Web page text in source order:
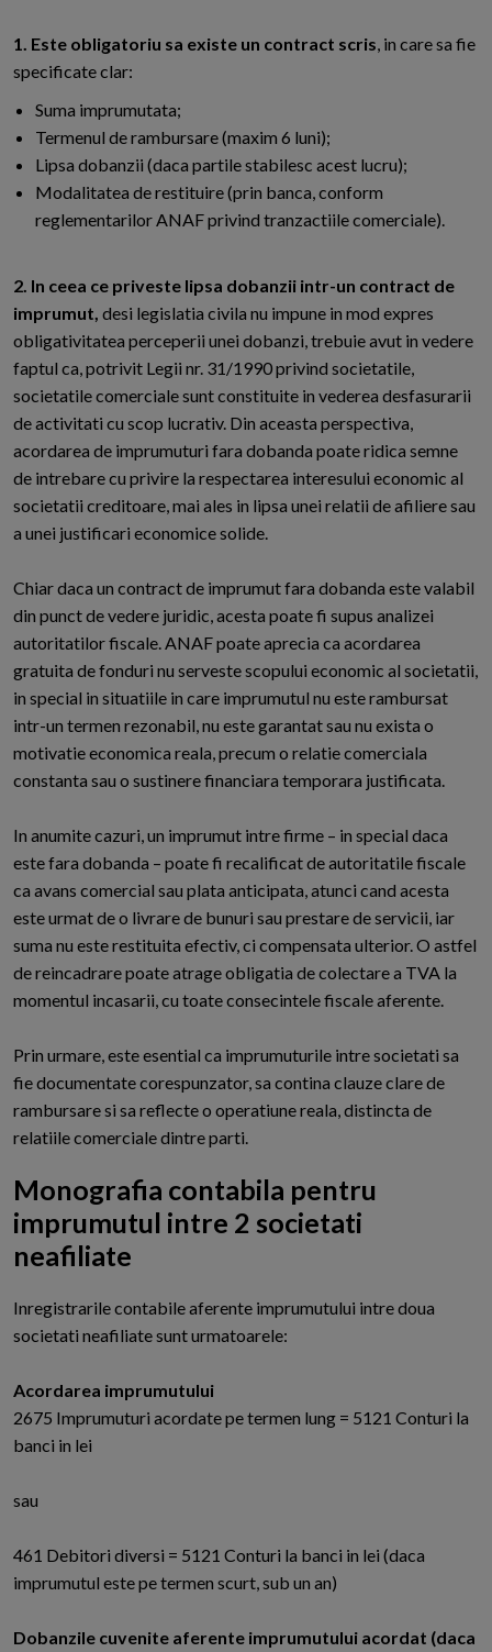
1. Este obligatoriu sa existe un contract scris , in care sa fie
specificate clar:
Suma imprumutata;
Termenul de rambursare (maxim 6 luni);
Lipsa dobanzii (daca partile stabilesc acest lucru);
Modalitatea de restituire (prin banca, conform
reglementarilor ANAF privind tranzactiile comerciale).
2. In ceea ce priveste lipsa dobanzii intr-un contract de
imprumut, desi legislatia civila nu impune in mod expres
obligativitatea perceperii unei dobanzi, trebuie avut in vedere
faptul ca, potrivit Legii nr. 31/1990 privind societatile,
societatile comerciale sunt constituite in vederea desfasurarii
de activitati cu scop lucrativ. Din aceasta perspectiva,
acordarea de imprumuturi fara dobanda poate ridica semne
de intrebare cu privire la respectarea interesului economic al
societatii creditoare, mai ales in lipsa unei relatii de afiliere sau
a unei justificari economice solide.
Chiar daca un contract de imprumut fara dobanda este valabil
din punct de vedere juridic, acesta poate fi supus analizei
autoritatilor fiscale. ANAF poate aprecia ca acordarea
gratuita de fonduri nu serveste scopului economic al societatii,
in special in situatiile in care imprumutul nu este rambursat
intr-un termen rezonabil, nu este garantat sau nu exista o
motivatie economica reala, precum o relatie comerciala
constanta sau o sustinere financiara temporara justificata.
In anumite cazuri, un imprumut intre firme – in special daca
este fara dobanda – poate fi recalificat de autoritatile fiscale
ca avans comercial sau plata anticipata, atunci cand acesta
este urmat de o livrare de bunuri sau prestare de servicii, iar
suma nu este restituita efectiv, ci compensata ulterior. O astfel
de reincadrare poate atrage obligatia de colectare a TVA la
momentul incasarii, cu toate consecintele fiscale aferente.
Prin urmare, este esential ca imprumuturile intre societati sa
fie documentate corespunzator, sa contina clauze clare de
rambursare si sa reflecte o operatiune reala, distincta de
relatiile comerciale dintre parti.
Monografia contabila pentru
imprumutul intre 2 societati
neafiliate
Inregistrarile contabile aferente imprumutului intre doua
societati neafiliate sunt urmatoarele:
Acordarea imprumutului
2675 Imprumuturi acordate pe termen lung = 5121 Conturi la
banci in lei
sau
461 Debitori diversi = 5121 Conturi la banci in lei (daca
imprumutul este pe termen scurt, sub un an)
Dobanzile cuvenite aferente imprumutului acordat (daca